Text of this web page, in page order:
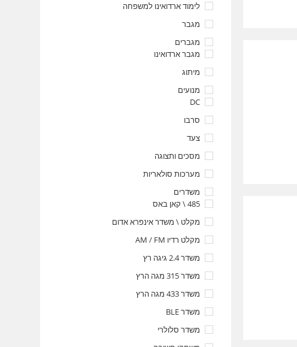
לימוד ארדואינו למשפחה
מגבר
מגברים
מגבר ארדואינו
מיתוג
מנועים
DC
סרבו
צעד
מסכים ותצוגה
מערכות סולאריות
משדרים
485 \ קאן באס
מקלט \ משדר אינפרא אדום
מקלט רדיו AM / FM
משדר 2.4 גיגה רץ
משדר 315 מגה הרץ
משדר 433 מגה הרץ
משדר BLE
משדר סלולרי